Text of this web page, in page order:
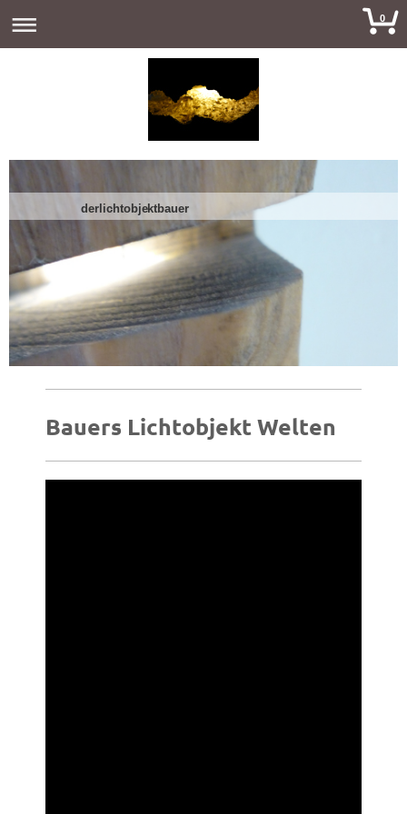
0
derlichtobjektbauer
Bauers Lichtobjekt Welten